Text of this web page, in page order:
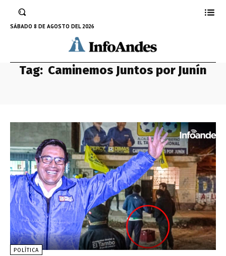
SÁBADO 8 DE AGOSTO DEL 2026
Tag: Caminemos Juntos por Junín
POLÍTICA